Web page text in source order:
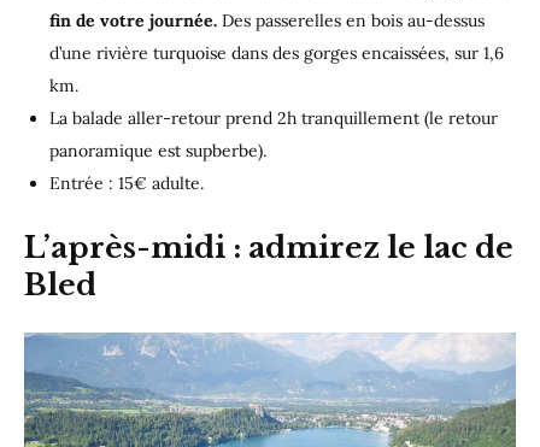
fin de votre journée. Des passerelles en bois au-dessus
d’une rivière turquoise dans des gorges encaissées, sur 1,6
km.
La balade aller-retour prend 2h tranquillement (le retour
panoramique est supberbe).
Entrée : 15€ adulte.
L’après-midi : admirez le lac de
Bled